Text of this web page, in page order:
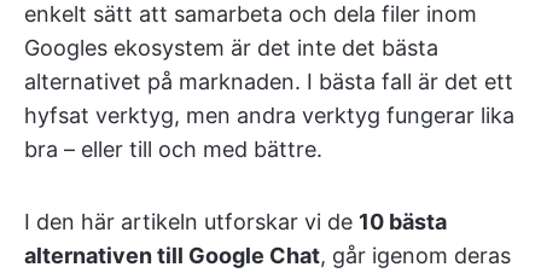
enkelt sätt att samarbeta och dela filer inom
Googles ekosystem är det inte det bästa
alternativet på marknaden. I bästa fall är det ett
hyfsat verktyg, men andra verktyg fungerar lika
bra – eller till och med bättre.
I den här artikeln utforskar vi de 10 bästa
alternativen till Google Chat, går igenom deras